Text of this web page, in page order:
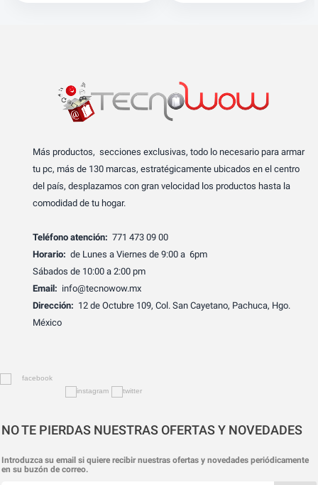
Más productos, secciones exclusivas, todo lo necesario para armar
tu pc, más de 130 marcas, estratégicamente ubicados en el centro
del país, desplazamos con gran velocidad los productos hasta la
comodidad de tu hogar.
Teléfono atención: 771 473 09 00
Horario: de Lunes a Viernes de 9:00 a 6pm
Sábados de 10:00 a 2:00 pm
Email: info@tecnowow.mx
Dirección: 12 de Octubre 109, Col. San Cayetano, Pachuca, Hgo.
México
NO TE PIERDAS NUESTRAS OFERTAS Y NOVEDADES
Introduzca su email si quiere recibir nuestras ofertas y novedades periódicamente
en su buzón de correo.